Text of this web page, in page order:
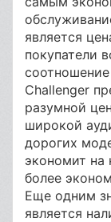
является
покупатели
Challenger
разумной
широкой
дорогих
экономит на
более
Еще одним
является